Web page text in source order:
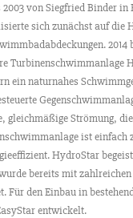
von Siegfried Binder in
sich zunächst auf die
2014
Turbinenschwimmanlage
ein naturnahes
gleichmäßige Strömung,
ist einfach
HydroStar
bereits mit
Für den Einbau in
entwickelt.